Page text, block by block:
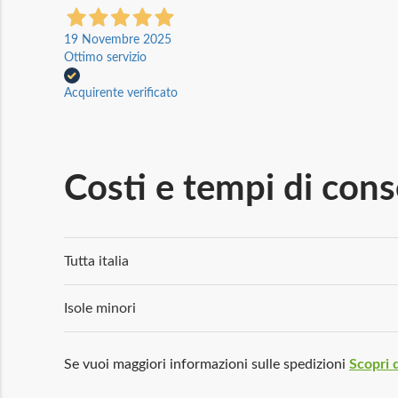
19 Novembre 2025
Ottimo servizio
Acquirente verificato
Costi e tempi di
Tutta italia
Isole minori
Se vuoi maggiori informazioni sulle spedizioni Scopri